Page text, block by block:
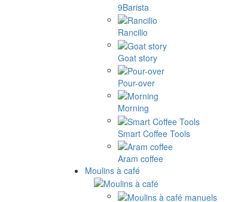
9Barista
Rancilio
Goat story
Pour-over
Morning
Smart Coffee Tools
Aram coffee
Moulins à café